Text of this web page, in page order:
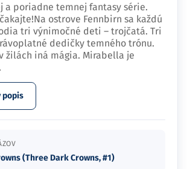
a poriadne temnej fantasy série.
ostrove Fennbirn sa každú
tri výnimočné deti – trojčatá. Tri
dedičky temného trónu.
žilách iná mágia. Mirabella je
popis
(Three Dark Crowns, #1)